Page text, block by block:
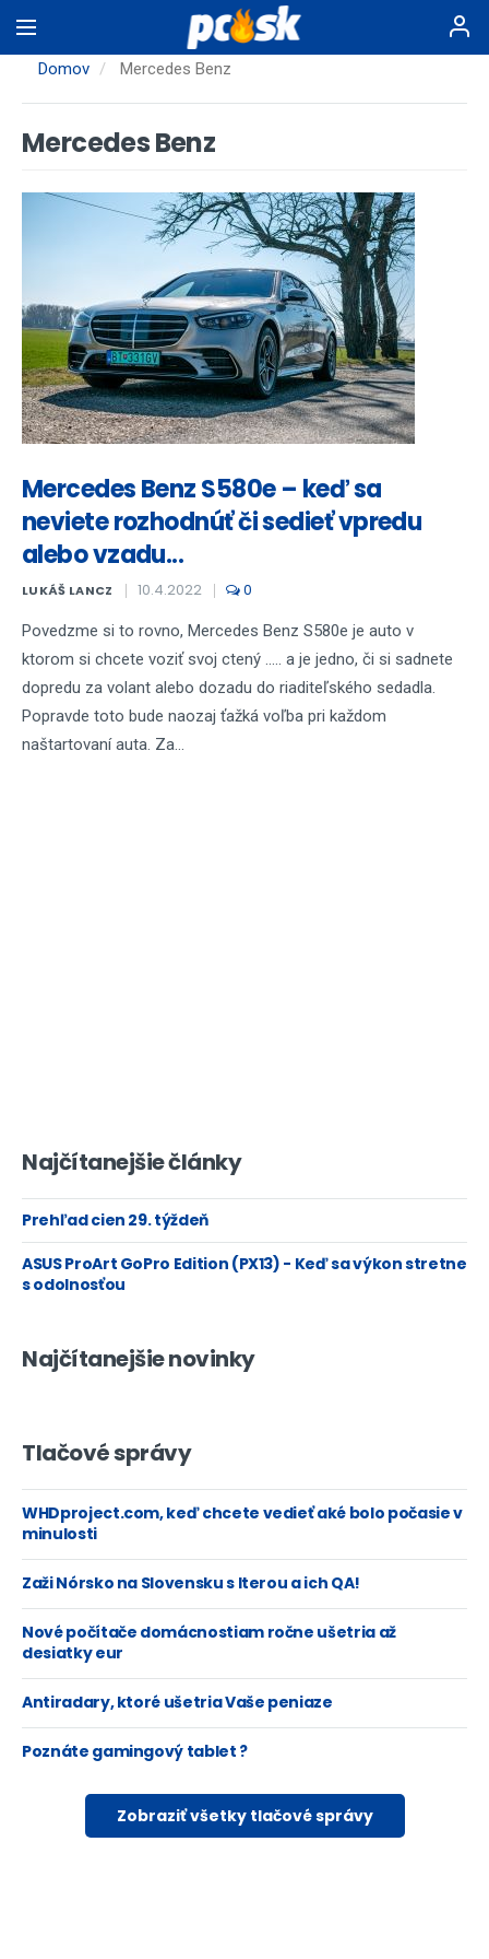
na
hlavnýDomov Mercedes Benz
Mercedes Benz
Mercedes Benz S580e – keď sa
neviete rozhodnúť či sedieť vpredu
alebo vzadu...
LUKÁŠ LANCZ 10.4.2022 0
Povedzme si to rovno, Mercedes Benz S580e je auto v
ktorom si chcete voziť svoj ctený ..... a je jedno, či si sadnete
dopredu za volant alebo dozadu do riaditeľského sedadla.
Popravde toto bude naozaj ťažká voľba pri každom
naštartovaní auta. Za...
Najčítanejšie články
Prehľad cien 29. týždeň
ASUS ProArt GoPro Edition (PX13) - Keď sa výkon stretne
s odolnosťou
Najčítanejšie novinky
Tlačové správy
WHDproject.com, keď chcete vedieť aké bolo počasie v
minulosti
Zaži Nórsko na Slovensku s Iterou a ich QA!
Nové počítače domácnostiam ročne ušetria až
desiatky eur
Antiradary, ktoré ušetria Vaše peniaze
Poznáte gamingový tablet ?
Zobraziť všetky tlačové správy